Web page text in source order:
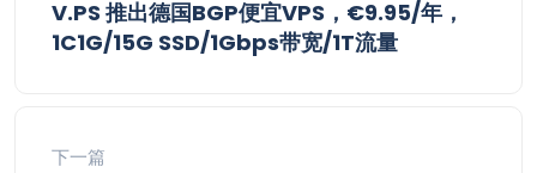
V.PS 推出德国BGP便宜VPS，€9.95/年，
1C1G/15G SSD/1Gbps带宽/1T流量
下一篇